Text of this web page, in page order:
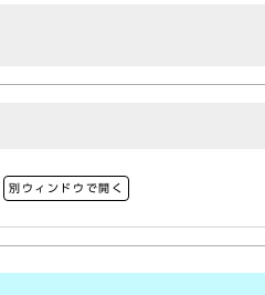
別ウィンドウで開く